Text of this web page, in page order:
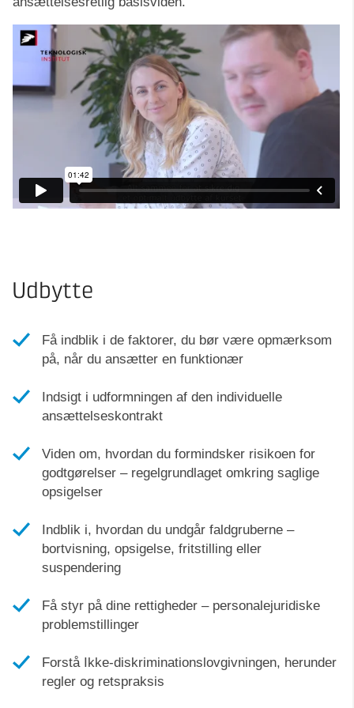
Udbytte
Få indblik i de faktorer, du bør være opmærksom
på, når du ansætter en funktionær
Indsigt i udformningen af den individuelle
ansættelseskontrakt
Viden om, hvordan du formindsker risikoen for
godtgørelser – regelgrundlaget omkring saglige
opsigelser
Indblik i, hvordan du undgår faldgruberne –
bortvisning, opsigelse, fritstilling eller
suspendering
Få styr på dine rettigheder – personalejuridiske
problemstillinger
Forstå Ikke-diskriminationslovgivningen, herunder
regler og retspraksis